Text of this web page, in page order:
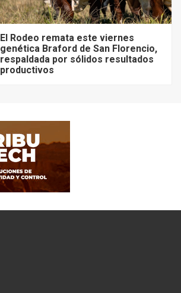
El Rodeo remata este viernes
genética Braford de San Florencio,
respaldada por sólidos resultados
productivos